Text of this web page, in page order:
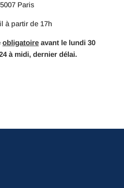
Paris
à partir de 17h
obligatoireavant le lundi 30
à midi, dernier délai.